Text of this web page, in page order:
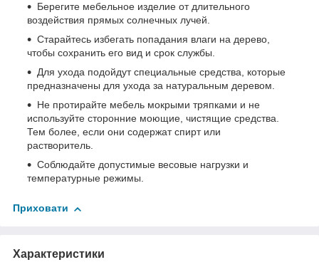
Берегите мебельное изделие от длительного
воздействия прямых солнечных лучей.
Старайтесь избегать попадания влаги на дерево,
чтобы сохранить его вид и срок службы.
Для ухода подойдут специальные средства, которые
предназначены для ухода за натуральным деревом.
Не протирайте мебель мокрыми тряпками и не
используйте сторонние моющие, чистящие средства.
Тем более, если они содержат спирт или
растворитель.
Соблюдайте допустимые весовые нагрузки и
температурные режимы.
Приховати
Характеристики